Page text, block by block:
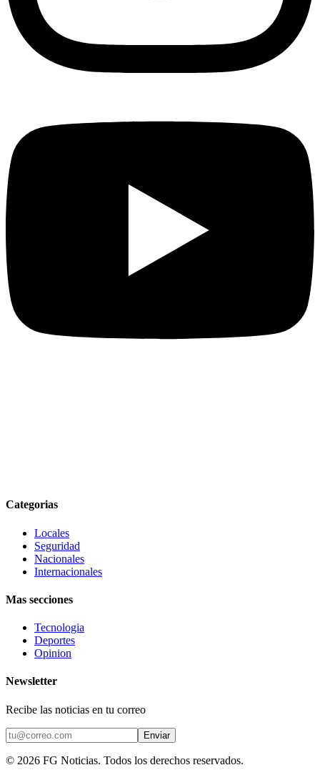
Categorias
Locales
Seguridad
Nacionales
Internacionales
Mas secciones
Tecnologia
Deportes
Opinion
Newsletter
Recibe las noticias en tu correo
Enviar
© 2026 FG Noticias. Todos los derechos reservados.